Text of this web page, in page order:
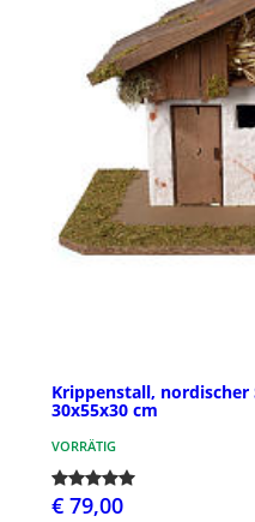
Krippenstall, nordischer
30x55x30 cm
VORRÄTIG
€ 79,00